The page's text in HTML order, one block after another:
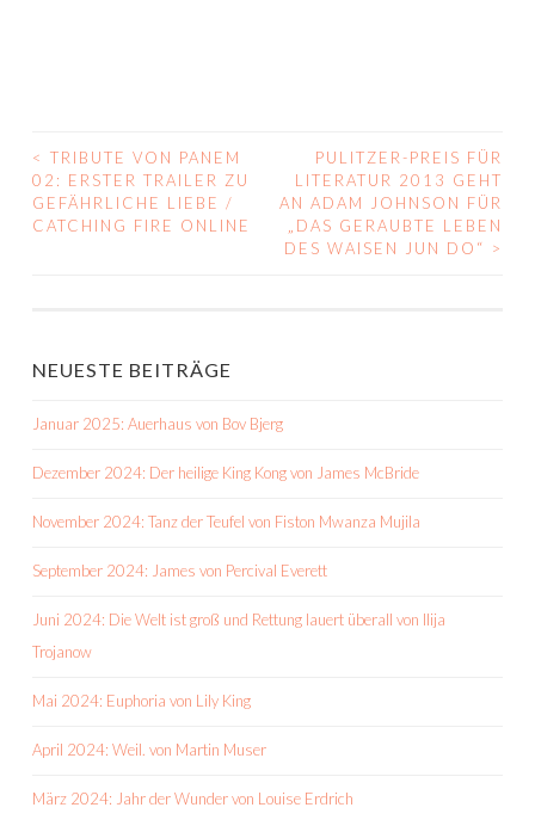
BEITRAGS-
NAVIGATION
< TRIBUTE VON PANEM
02: ERSTER TRAILER ZU
GEFÄHRLICHE LIEBE /
CATCHING FIRE ONLINE
PULITZER-PREIS FÜR
LITERATUR 2013 GEHT
AN ADAM JOHNSON FÜR
„DAS GERAUBTE LEBEN
DES WAISEN JUN DO“ >
NEUESTE BEITRÄGE
Januar 2025: Auerhaus von Bov Bjerg
Dezember 2024: Der heilige King Kong von James McBride
November 2024: Tanz der Teufel von Fiston Mwanza Mujila
September 2024: James von Percival Everett
Juni 2024: Die Welt ist groß und Rettung lauert überall von Ilija
Trojanow
Mai 2024: Euphoria von Lily King
April 2024: Weil. von Martin Muser
März 2024: Jahr der Wunder von Louise Erdrich